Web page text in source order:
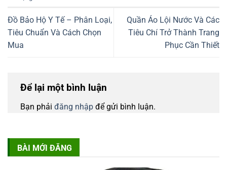
Đồ Bảo Hộ Y Tế – Phân Loại,
Tiêu Chuẩn Và Cách Chọn
Mua
Quần Áo Lội Nước Và Các
Tiêu Chí Trở Thành Trang
Phục Cần Thiết
Để lại một bình luận
Bạn phải đăng nhập để gửi bình luận.
BÀI MỚI ĐĂNG